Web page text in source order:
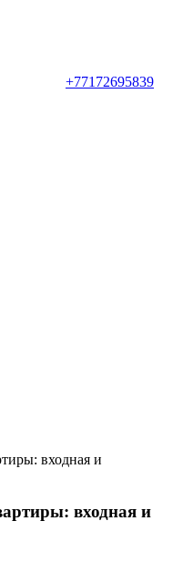
+77172695839
входная и
входная и